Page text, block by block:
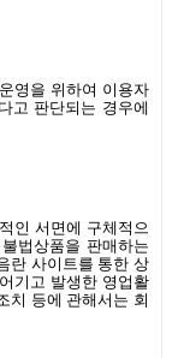
영을 위하여 이용자
고 판단되는 경우에
인 서면에 구체적으
법상품을 판매하는
란 사이트를 통한 상
기고 발생한 영업활
치 등에 관해서는 회